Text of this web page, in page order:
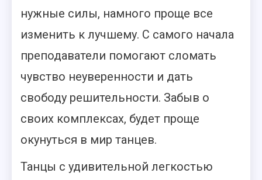
нужные силы, намного проще все
изменить к лучшему. С самого начала
преподаватели помогают сломать
чувство неуверенности и дать
свободу решительности. Забыв о
своих комплексах, будет проще
окунуться в мир танцев.
Танцы с удивительной легкостью